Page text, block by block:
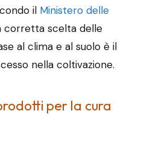
il Ministero delle
corretta scelta delle
al clima e al suolo è il
nella coltivazione.
per la cura